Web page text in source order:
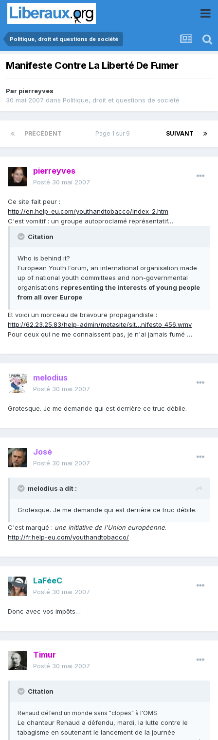
Politique, droit et questions de société
Manifeste Contre La Liberté De Fumer
Par pierreyves
30 mai 2007 dans Politique, droit et questions de société
PRÉCÉDENT SUIVANT
Page 1 sur 9
pierreyves
Posté 30 mai 2007
Ce site fait peur :
http://en.help-eu.com/youthandtobacco/index-2.htm
C'est vomitif : un groupe autoproclamé représentatif…
Citation
Who is behind it?
European Youth Forum, an international organisation made
up of national youth committees and non-governmental
organisations representing the interests of young people
from all over Europe.
Et voici un morceau de bravoure propagandiste :
http://62.23.25.83/help-admin/metasite/sit…nifesto_456.wmv
Pour ceux qui ne me connaissent pas, je n'ai jamais fumé …
melodius
Posté 30 mai 2007
Grotesque. Je me demande qui est derrière ce truc débile.
José
Posté 30 mai 2007
melodius a dit :
Grotesque. Je me demande qui est derrière ce truc débile.
C'est marqué : une initiative de l'Union européenne.
http://fr.help-eu.com/youthandtobacco/
LaFéeC
Posté 30 mai 2007
Donc avec vos impôts…
Timur
Posté 30 mai 2007
Citation
Renaud défend un monde sans "clopes" à l'OMS
Le chanteur Renaud a défendu, mardi, la lutte contre le
tabagisme en soutenant le lancement de la journée